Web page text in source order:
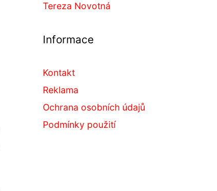
Tereza Novotná
Informace
Kontakt
Reklama
Ochrana osobních údajů
Podmínky použití